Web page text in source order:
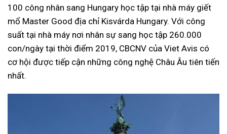
100 công nhân sang Hungary học tập tại nhà máy giết
mổ Master Good địa chỉ Kisvárda Hungary. Với công
suất tại nhà máy nơi nhân sự sang học tập 260.000
con/ngày tại thời điểm 2019, CBCNV của Viet Avis có
cơ hội được tiếp cận những công nghệ Châu Âu tiên tiến
nhất.